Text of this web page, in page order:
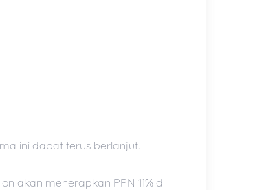
ini dapat terus berlanjut.
akan menerapkan PPN 11% di